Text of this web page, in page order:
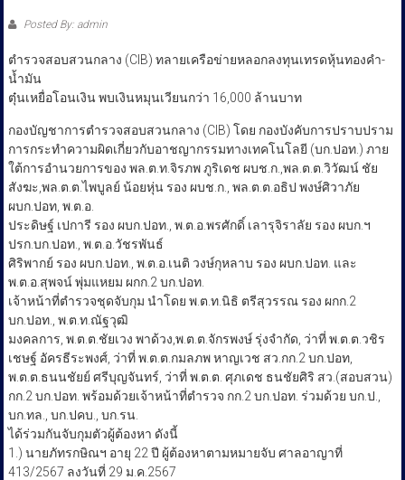
Posted By: admin
ตำรวจสอบสวนกลาง (CIB) ทลายเครือข่ายหลอกลงทุนเทรดหุ้นทองคำ-
น้ำมัน
ตุ๋นเหยื่อโอนเงิน พบเงินหมุนเวียนกว่า 16,000 ล้านบาท
กองบัญชาการตำรวจสอบสวนกลาง (CIB) โดย กองบังคับการปราบปราม
การกระทำความผิดเกี่ยวกับอาชญากรรมทางเทคโนโลยี (บก.ปอท.) ภาย
ใต้การอำนวยการของ พล.ต.ท.จิรภพ ภูริเดช ผบช.ก.,พล.ต.ต.วิวัฒน์ ชัย
สังฆะ,พล.ต.ต.ไพบูลย์ น้อยหุ่น รอง ผบช.ก., พล.ต.ต.อธิป พงษ์ศิวาภัย
ผบก.ปอท, พ.ต.อ.
ประดิษฐ์ เปการี รอง ผบก.ปอท., พ.ต.อ.พรศักดิ์ เลารุจิราลัย รอง ผบก.ฯ
ปรก.บก.ปอท., พ.ต.อ.วัชรพันธ์
ศิริพากย์ รอง ผบก.ปอท., พ.ต.อ.เนติ วงษ์กุหลาบ รอง ผบก.ปอท. และ
พ.ต.อ.สุพจน์ พุ่มแหยม ผกก.2 บก.ปอท.
เจ้าหน้าที่ตำรวจชุดจับกุม นำโดย พ.ต.ท.นิธิ ตรีสุวรรณ รอง ผกก.2
บก.ปอท., พ.ต.ท.ณัฐวุฒิ
มงคลการ, พ.ต.ต.ชัยเวง พาด้วง,พ.ต.ต.จักรพงษ์ รุ่งจำกัด, ว่าที่ พ.ต.ต.วชิร
เชษฐ์ อัครธีระพงศ์, ว่าที่ พ.ต.ต.กมลภพ หาญเวช สว.กก.2 บก.ปอท,
พ.ต.ต.ธนนชัยย์ ศรีบุญจันทร์, ว่าที่ พ.ต.ต. ศุภเดช ธนชัยศิริ สว.(สอบสวน)
กก.2 บก.ปอท. พร้อมด้วยเจ้าหน้าที่ตำรวจ กก.2 บก.ปอท. ร่วมด้วย บก.ป.,
บก.ทล., บก.ปคบ., บก.รน.
ได้ร่วมกันจับกุมตัวผู้ต้องหา ดังนี้
1.) นายภัทรกษิณฯ อายุ 22 ปี ผู้ต้องหาตามหมายจับ ศาลอาญาที่
413/2567 ลงวันที่ 29 ม.ค.2567